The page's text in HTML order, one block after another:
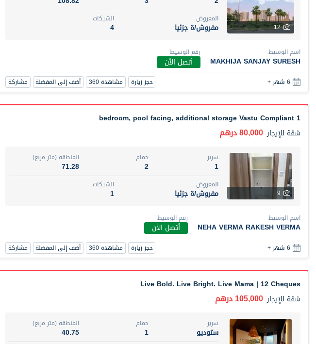
12
المعروض
مفروش/ة جزئيا
الشيكات
4
اسم الوسيط
MAKHIJA SANJAY SURESH
رقم الوسيط
أتصل الأن
6 شهر + حجز زيارة مشاهدة 360 أضف إلى المفضلة مشاركة
1 bedroom, pool facing, additional storage Vastu Compliant
شقة للإيجار 80,000 درهم
9
سرير
1
حمام
2
المنطقة (متر مربع)
71.28
المعروض
مفروش/ة جزئيا
الشيكات
1
اسم الوسيط
NEHA VERMA RAKESH VERMA
رقم الوسيط
أتصل الأن
6 شهر + حجز زيارة مشاهدة 360 أضف إلى المفضلة مشاركة
Live Bold. Live Bright. Live Mama | 12 Cheques
شقة للإيجار 105,000 درهم
سرير
ستوديو
حمام
1
المنطقة (متر مربع)
40.75